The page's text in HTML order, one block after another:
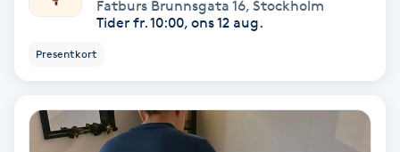
Hot yoga
Fatburs Brunnsgata 16, Stockholm
Tider fr. 10:00, ons 12 aug.
Presentkort